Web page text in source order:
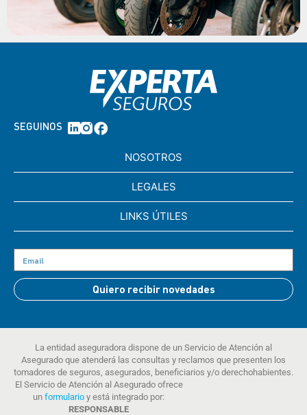
SEGUINOS
NOSOTROS
LEGALES
LINKS ÚTILES
Quiero recibir novedades
La entidad aseguradora dispone de un Servicio de Atención al
Asegurado que atenderá las consultas y reclamos que presenten los
tomadores de seguros, asegurados, beneficiarios y/o derechohabientes.
El Servicio de Atención al Asegurado ofrece
un formulario y está integrado por:
RESPONSABLE